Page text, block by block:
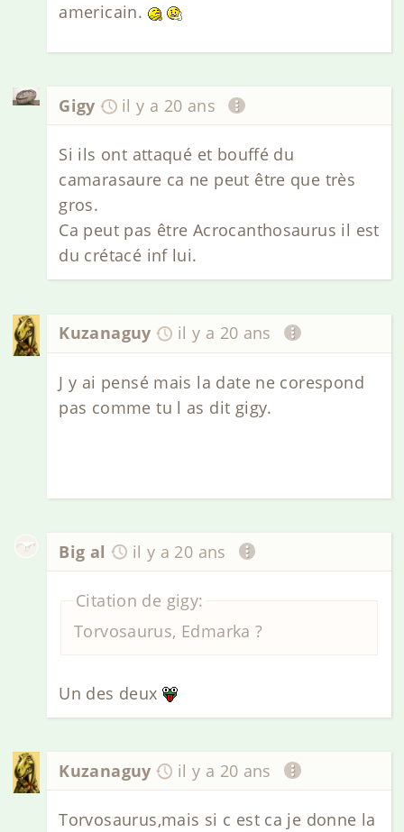
americain.
Gigy il y a 20 ans
Si ils ont attaqué et bouffé du
camarasaure ca ne peut être que très
gros.
Ca peut pas être Acrocanthosaurus il est
du crétacé inf lui.
Kuzanaguy il y a 20 ans
J y ai pensé mais la date ne corespond
pas comme tu l as dit gigy.
Big al il y a 20 ans
Citation de gigy:
Torvosaurus, Edmarka ?
Un des deux
Kuzanaguy il y a 20 ans
Torvosaurus,mais si c est ca je donne la